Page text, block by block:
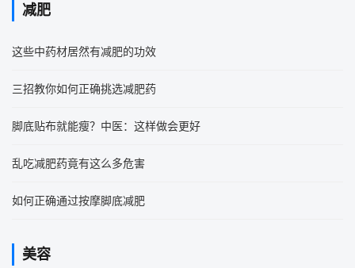
减肥
这些中药材居然有减肥的功效
三招教你如何正确挑选减肥药
脚底贴布就能瘦？中医：这样做会更好
乱吃减肥药竟有这么多危害
如何正确通过按摩脚底减肥
美容